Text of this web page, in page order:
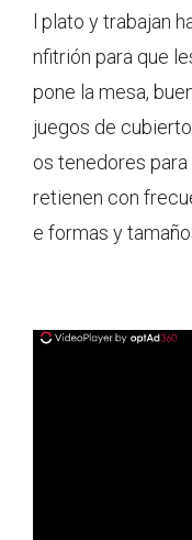
l plato y trabajan
nfitrión para que
pone la mesa,
juegos de
os tenedores
retienen con
e formas y